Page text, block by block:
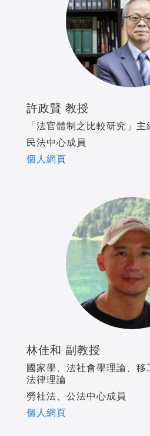
許政賢 教授
「法官體制之比較研究」主
民法中心成員
個人網頁
林佳和 副教授
國家學、法社會學理論、
法律理論
勞社法、公法中心成員
個人網頁